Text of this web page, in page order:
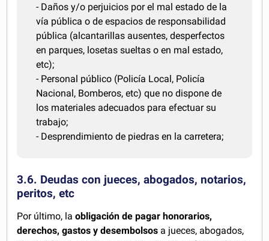
- Daños y/o perjuicios por el mal estado de la
vía pública o de espacios de responsabilidad
pública (alcantarillas ausentes, desperfectos
en parques, losetas sueltas o en mal estado,
etc);
- Personal público (Policía Local, Policía
Nacional, Bomberos, etc) que no dispone de
los materiales adecuados para efectuar su
trabajo;
- Desprendimiento de piedras en la carretera;
3.6. Deudas con jueces, abogados, notarios,
peritos, etc
Por último, laobligación de pagar honorarios,
derechos, gastos y desembolsos a jueces, abogados,